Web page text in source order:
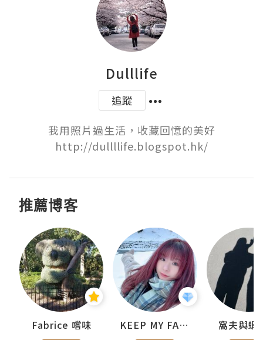
Dulllife
追蹤
我用照片過生活，收藏回憶的美好
http://dullllife.blogspot.hk/
推薦博客
Fabrice 嚐味 KEEP MY FAITH 窩夫與蝦